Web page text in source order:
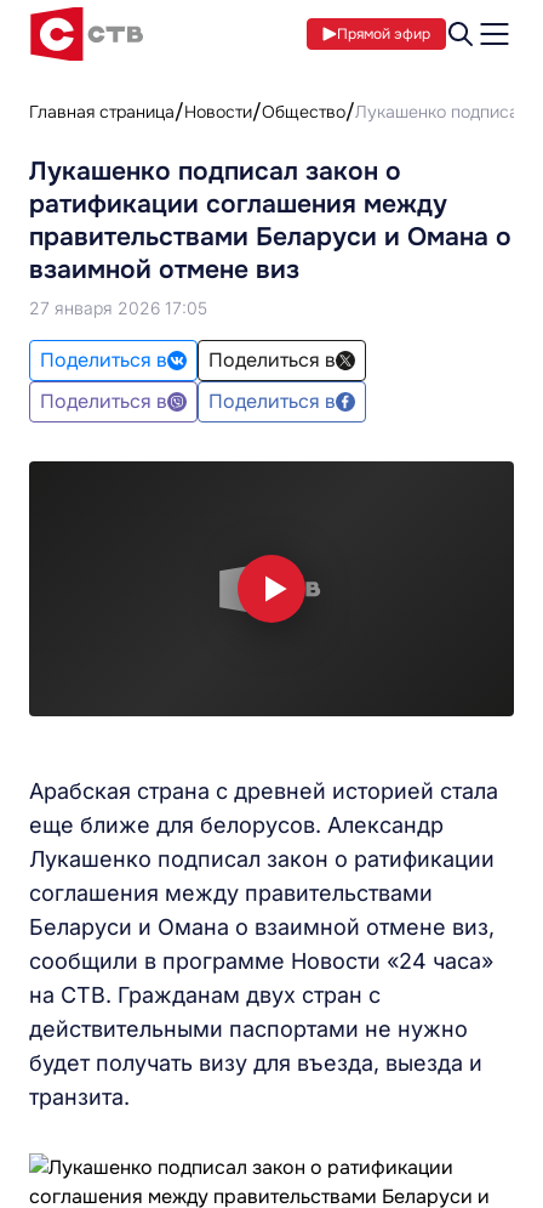
Прямой эфир
Главная страница Новости Общество Лукашенко подписал
Лукашенко подписал закон о
ратификации соглашения между
правительствами Беларуси и Омана о
взаимной отмене виз
27 января 2026 17:05
Поделиться в
Поделиться в
Поделиться в
Поделиться в
Арабская страна с древней историей стала
еще ближе для белорусов. Александр
Лукашенко подписал закон о ратификации
соглашения между правительствами
Беларуси и Омана о взаимной отмене виз,
сообщили в программе Новости «24 часа»
на СТВ. Гражданам двух стран с
действительными паспортами не нужно
будет получать визу для въезда, выезда и
транзита.